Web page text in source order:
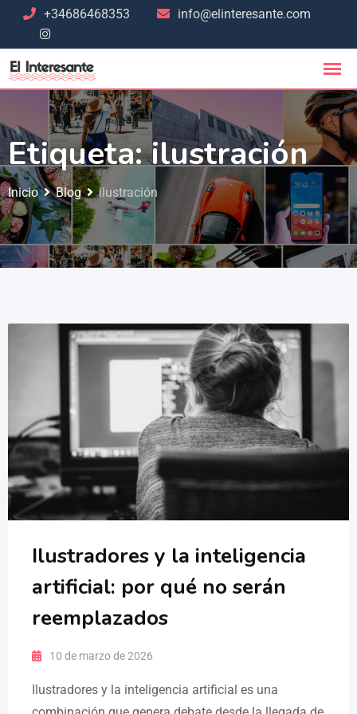
+34686468353 info@elinteresante.com
Etiqueta:ilustración
Inicio Blog ilustración
Ilustradores y la inteligencia
artificial: por qué no serán
reemplazados
10 de marzo de 2026
Ilustradores y la inteligencia artificial es una